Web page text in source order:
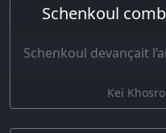
Schenkoul
Keï